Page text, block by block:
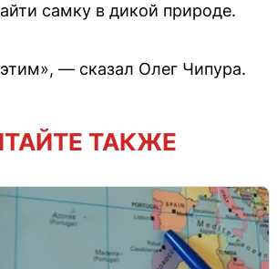
самку в дикой природе.
— сказал Олег Чипура.
ТАКЖЕ